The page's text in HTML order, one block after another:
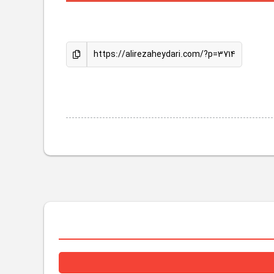
https://alirezaheydari.com/?p=3714